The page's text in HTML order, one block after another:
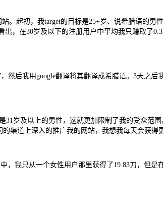
。起初，我target的目标是25+岁、说希腊语的男
，在30岁及以下的注册用户中平均我只赚取了
然后我用google翻译将其翻译成希腊语。3天之后
31岁及以上的男性，这就更加限制了我的受众范
渠道上深入的推广我的网站，我想我每天会获得
，我只从一个女性用户那里获得了19.83刀，但是